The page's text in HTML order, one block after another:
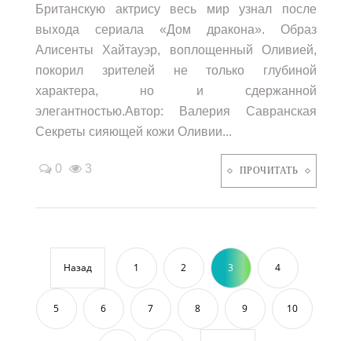
Британскую актрису весь мир узнал после
выхода сериала «Дом дракона». Образ
Алисенты Хайтауэр, воплощенный Оливией,
покорил зрителей не только глубиной
характера, но и сдержанной
элегантностью.Автор: Валерия Савранская
Секреты сияющей кожи Оливии...
0 3 ПРОЧИТАТЬ
Назад 1 2 3 4
5 6 7 8 9 10